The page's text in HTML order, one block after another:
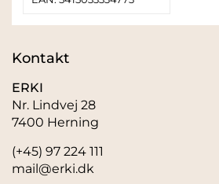
Kontakt
ERKI
Nr. Lindvej 28
7400 Herning
(+45) 97 224 111
mail@erki.dk